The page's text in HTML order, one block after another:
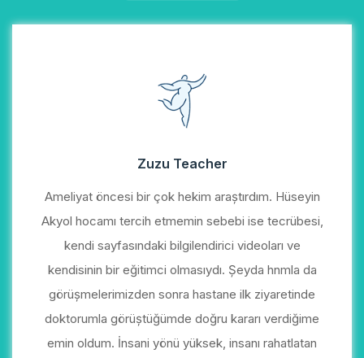
Zuzu Teacher
Ameliyat öncesi bir çok hekim araştırdım. Hüseyin
Akyol hocamı tercih etmemin sebebi ise tecrübesi,
kendi sayfasındaki bilgilendirici videoları ve
kendisinin bir eğitimci olmasıydı. Şeyda hnmla da
görüşmelerimizden sonra hastane ilk ziyaretinde
doktorumla görüştüğümde doğru kararı verdiğime
emin oldum. İnsani yönü yüksek, insanı rahatlatan